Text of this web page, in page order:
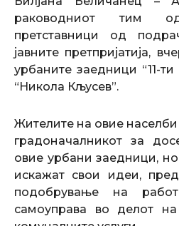
раководниот тим
претставници од
јавните претпријатија,
урбаните заедници “11-
“Никола Кљусев”.
Жителите на овие населби
градоначалникот за
овие урбани заедници,
искажат свои идеи,
подобрување на
самоуправа во делот